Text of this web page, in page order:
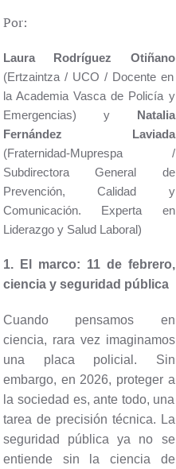
Por:
Laura Rodríguez Otiñano
(Ertzaintza / UCO / Docente en
la Academia Vasca de Policía y
Emergencias) y
Natalia
Fernández Laviada
(Fraternidad-Muprespa /
Subdirectora General de
Prevención, Calidad y
Comunicación. Experta en
Liderazgo y Salud Laboral)
1. El marco: 11 de febrero,
ciencia y seguridad pública
Cuando pensamos en
ciencia, rara vez imaginamos
una placa policial. Sin
embargo, en 2026, proteger a
la sociedad es, ante todo, una
tarea de precisión técnica. La
seguridad pública ya no se
entiende sin la ciencia de